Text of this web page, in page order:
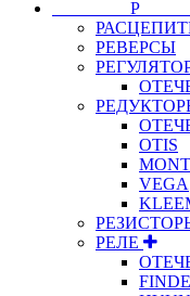
РЕВЕРСЫ
OTIS
VEGA
РЕЛЕ